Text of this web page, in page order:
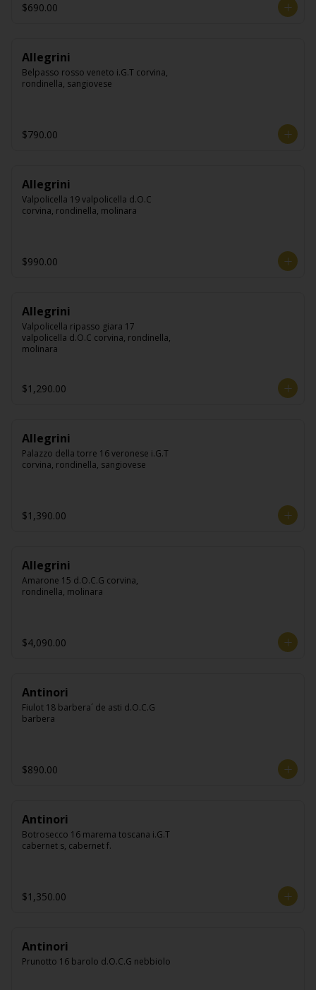
$690.00
Allegrini
Belpasso rosso veneto i.G.T corvina,
rondinella, sangiovese
$790.00
Allegrini
Valpolicella 19 valpolicella d.O.C
corvina, rondinella, molinara
$990.00
Allegrini
Valpolicella ripasso giara 17
valpolicella d.O.C corvina, rondinella,
molinara
$1,290.00
Allegrini
Palazzo della torre 16 veronese i.G.T
corvina, rondinella, sangiovese
$1,390.00
Allegrini
Amarone 15 d.O.C.G corvina,
rondinella, molinara
$4,090.00
Antinori
Fiulot 18 barbera´ de asti d.O.C.G
barbera
$890.00
Antinori
Botrosecco 16 marema toscana i.G.T
cabernet s, cabernet f.
$1,350.00
Antinori
Prunotto 16 barolo d.O.C.G nebbiolo